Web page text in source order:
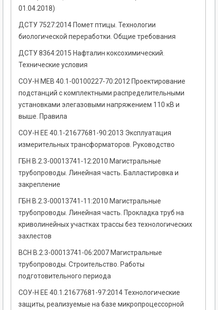
01.04.2018)
ДСТУ 7527:2014 Помет птицы. Технологии
биологической переработки. Общие требования
ДСТУ 8364:2015 Нафталин коксохимический.
Технические условия
СОУ-Н МЕВ 40.1-00100227-70:2012 Проектирование
подстанций с комплектными распределительными
установками элегазовыми напряжением 110 кВ и
выше. Правила
СОУ-Н ЕЕ 40.1-21677681-90:2013 Эксплуатация
измерительных трансформаторов. Руководство
ГБН В.2.3-00013741-12:2010 Магистральные
трубопроводы. Линейная часть. Балластировка и
закрепление
ГБН В.2.3-00013741-11:2010 Магистральные
трубопроводы. Линейная часть. Прокладка труб на
криволинейных участках трассы без технологических
захлестов
ВСН В.2.3-00013741-06:2007 Магистральные
трубопроводы. Строительство. Работы
подготовительного периода
СОУ-Н ЕЕ 40.1.21677681-97:2014 Технологические
защиты, реализуемые на базе микропроцессорной